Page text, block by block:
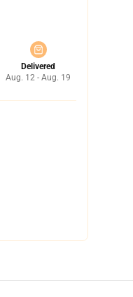
Delivered
Aug. 12 - Aug. 19